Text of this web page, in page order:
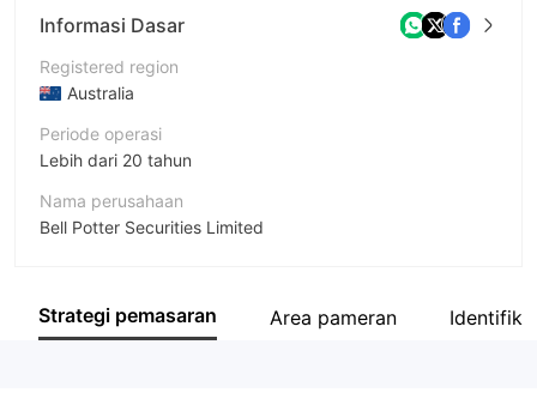
Informasi Dasar
Registered region
Australia
Periode operasi
Lebih dari 20 tahun
Nama perusahaan
Bell Potter Securities Limited
Karyawan perusahaan
Strategi pemasaran Area pameran